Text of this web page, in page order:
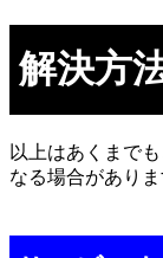
解決方
以上はあくまで
なる場合がありま